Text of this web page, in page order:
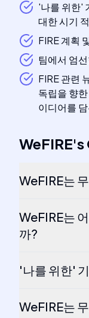
'나를 위한'
대한 시기
FIRE 계획
팀에서 엄
FIRE 관련
독립을 향
이디어를
WeFIRE's
WeFIRE는
WeFIRE는
까?
'나를 위한'
WeFIRE는